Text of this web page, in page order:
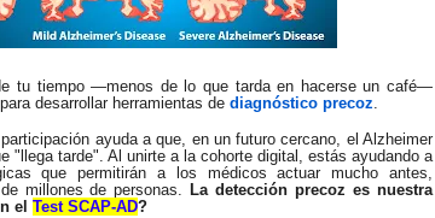
tu tiempo —menos de lo que tarda en hacerse un café—
desarrollar herramientas de diagnóstico precoz.
ayuda a que, en un futuro cercano, el Alzheimer
"llega tarde". Al unirte a la cohorte digital, estás ayudando a
que permitirán a los médicos actuar mucho antes,
millones de personas. La detección precoz es nuestra
el Test SCAP-AD?